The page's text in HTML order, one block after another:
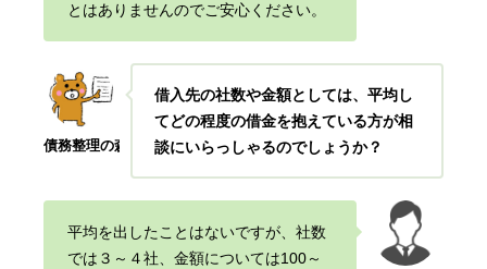
とはありませんのでご安心ください。
債務整理の森
借入先の社数や金額としては、平均し
てどの程度の借金を抱えている方が相
談にいらっしゃるのでしょうか？
平均を出したことはないですが、社数
では３～４社、 金額については100～